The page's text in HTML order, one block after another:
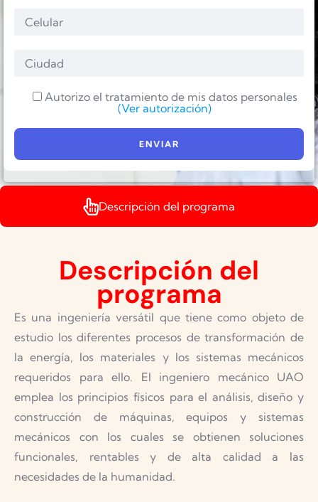
Autorizo el tratamiento de mis datos personales
(Ver autorización)
Descripción del programa
Descripción del
programa
Es una ingeniería versátil que tiene como objeto de
estudio los diferentes procesos de transformación de
la energía, los materiales y los sistemas mecánicos
requeridos para ello. El ingeniero mecánico UAO
emplea los principios físicos para el análisis, diseño y
construcción de máquinas, equipos y sistemas
mecánicos con los cuales se obtienen soluciones
funcionales, rentables y de alta calidad a las
necesidades de la humanidad.